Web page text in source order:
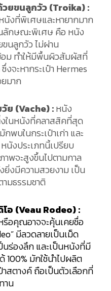
ยขนลูกวัว (Troika) :
นังที่พิเศษและหายากมาก
กษณะพิเศษ คือ หนัง
นลูกวัว ไม่ผ่าน
อม ทำให้มีพื้นผิวสัมผัสที่
จะหากระเป๋า Hermes
มาก
ย (Vache) :หนัง
ในหนังที่คลาสสิคที่สุด
พบในกระเป๋าเก่า และ
หนังประเภทนี้เปรียบ
พจะสูงขึ้นไปตามกาล
ยิ่งมีความสวยงาม เป็น
มธรรมชาติ
อ (Veau Rodeo) :
รือคุณอาจจะคุ้นเคยชื่อ
มีลวดลายเป็นเม็ด
นร่องลึก และเป็นหนังที่มี
100% มักใช้นำไปผลิต
าสตางค์ ถือเป็นตัวเลือกที่
าน